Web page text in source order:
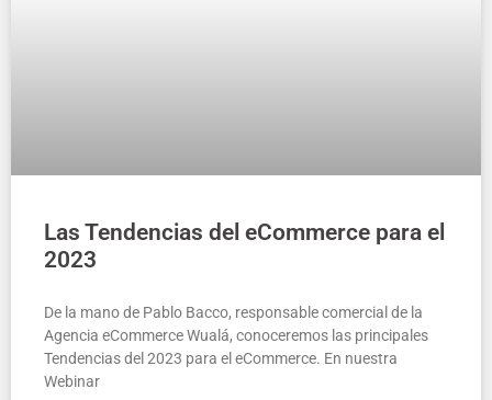
Las Tendencias del eCommerce para el
2023
De la mano de Pablo Bacco, responsable comercial de la
Agencia eCommerce Wualá, conoceremos las principales
Tendencias del 2023 para el eCommerce. En nuestra
Webinar